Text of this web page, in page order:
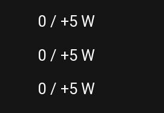
0 / +5 W
0 / +5 W
0 / +5 W